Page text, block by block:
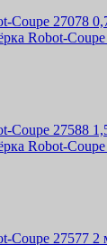
Robot-
Robot-